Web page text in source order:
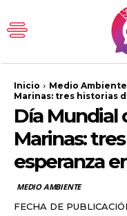
Inicio Medio Ambiente
Marinas: tres historias
Día Mundial
Marinas:
esperanza
MEDIO AMBIENTE
FECHA DE